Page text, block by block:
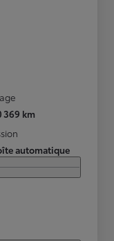
369 km
automatique